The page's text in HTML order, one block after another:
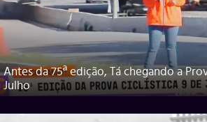
Antes da 75ª edição, Tá chegando a
Julho